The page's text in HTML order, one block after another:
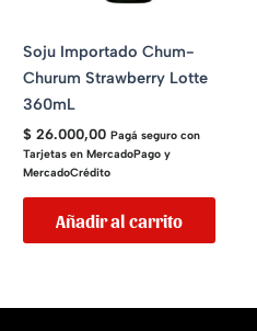
Soju Importado Chum-
Churum Strawberry Lotte
360mL
$ 26.000,00 Pagá seguro con
Tarjetas en MercadoPago y
MercadoCrédito
Añadir al carrito